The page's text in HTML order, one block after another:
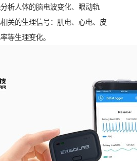
析人体的脑电波变化、眼动轨
关的生理信号：肌电、心电、皮
等生理变化。